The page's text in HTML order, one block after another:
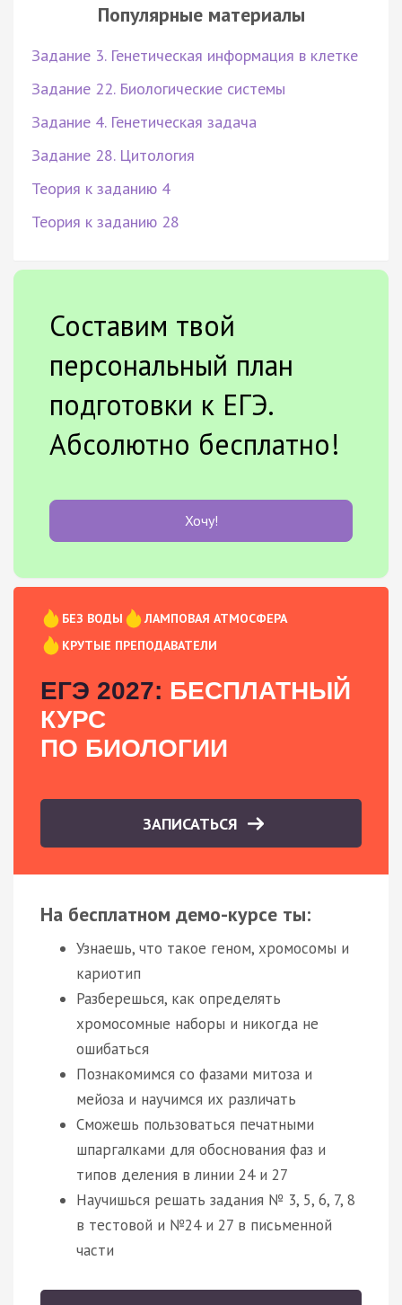
Популярные материалы
Задание 3. Генетическая информация в клетке
Задание 22. Биологические системы
Задание 4. Генетическая задача
Задание 28. Цитология
Теория к заданию 4
Теория к заданию 28
Составим твой
персональный план
подготовки к ЕГЭ.
Абсолютно бесплатно!
Хочу!
БЕЗ ВОДЫ
ЛАМПОВАЯ АТМОСФЕРА
КРУТЫЕ ПРЕПОДАВАТЕЛИ
ЕГЭ 2027: БЕСПЛАТНЫЙ
КУРС
ПО БИОЛОГИИ
ЗАПИСАТЬСЯ
На бесплатном демо-курсе ты:
Узнаешь, что такое геном, хромосомы и
кариотип
Разберешься, как определять
хромосомные наборы и никогда не
ошибаться
Познакомимся со фазами митоза и
мейоза и научимся их различать
Сможешь пользоваться печатными
шпаргалками для обоснования фаз и
типов деления в линии 24 и 27
Научишься решать задания № 3, 5, 6, 7, 8
в тестовой и №24 и 27 в письменной
части